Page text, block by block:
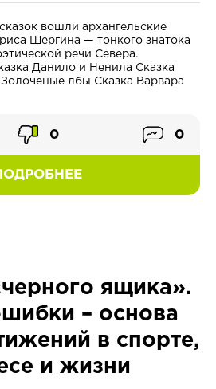
вошли архангельские
Шергина — тонкого знатока
речи Севера.
Данило и Ненила Сказка
лбы Сказка Варвара
0 0
ящика».
– основа
в спорте,
и жизни